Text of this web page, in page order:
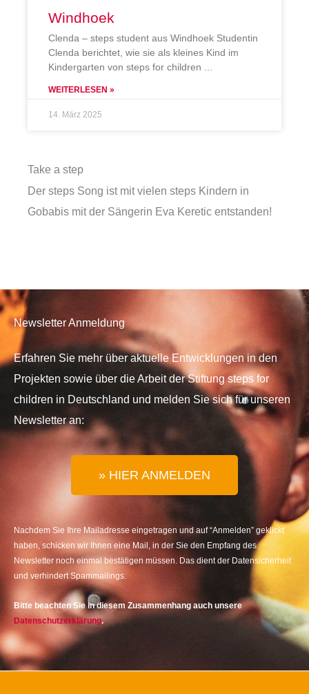
Windhoek
Clenda – steps student aus Windhoek Studentin
Clenda berichtet, wie sie als kleines Kind im
Kindergarten von steps for children
WEITERLESEN »
14. März 2025
Take a step
Der steps Song ist mit vielen steps Kindern in
Gobabis mit der Sängerin Eva Keretic entstanden!
Newsletter Anmeldung
Erfahren Sie mehr über aktuelle Entwicklungen in den
Projekten sowie über die Arbeit der Stiftung steps for
children in Deutschland und melden Sie sich für unseren
Newsletter an:
» HIER ANMELDEN
Nachdem Sie Ihre Mailadresse eingetragen und auf “Anmelden” geklickt
haben, schicken wir Ihnen eine Mail, in der Sie den Empfang des
Newsletter noch einmal bestätigen müssen. Das dient der Datensicherheit
und verhindert Spammailings.
Bitte beachten Sie in diesem Zusammenhang auch unsere
Datenschutzerklärung.